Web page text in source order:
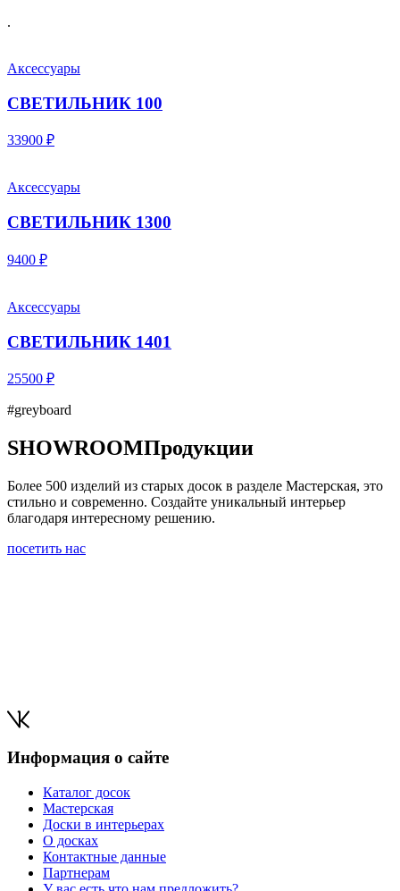
.
Аксессуары
СВЕТИЛЬНИК 100
33900 ₽
Аксессуары
СВЕТИЛЬНИК 1300
9400 ₽
Аксессуары
СВЕТИЛЬНИК 1401
25500 ₽
#greyboard
SHOWROOMПродукции
Более 500 изделий из старых досок в разделе Мастерская, это
стильно и современно. Создайте уникальный интерьер
благодаря интересному решению.
посетить нас
Информация о сайте
Каталог досок
Мастерская
Доски в интерьерах
О досках
Контактные данные
Партнерам